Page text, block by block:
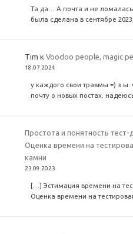
Та да… А почта и не
была сделана в сентябре
Tim кVoodoo people, magic
18.07.2024
у каждого свои травмы =)
почту о новых постах.
Простота и понятность
Оценка времени на
камни
23.09.2023
[…] Эстимация времени на
Оценка времени на